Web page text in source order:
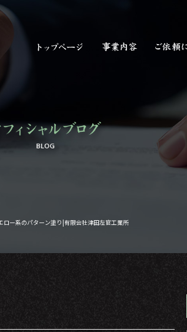
ー系のパターン塗り|有限会社津田左官工業所